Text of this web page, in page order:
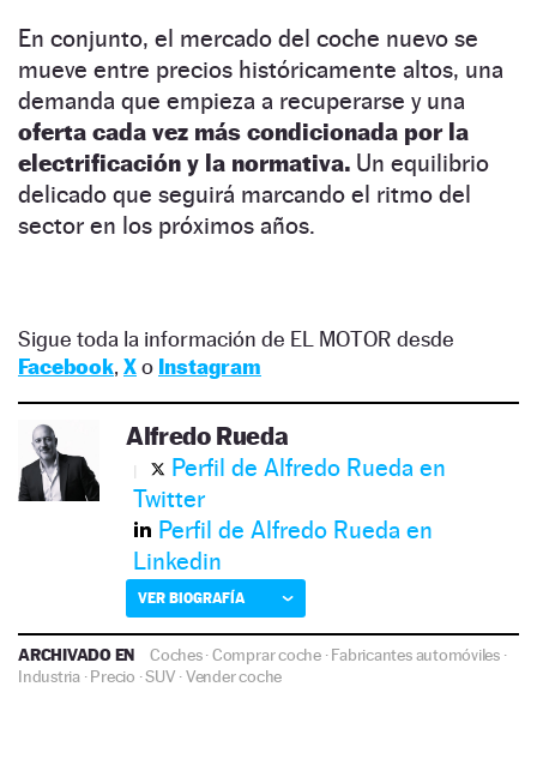
En conjunto, el mercado del coche nuevo se
mueve entre precios históricamente altos, una
demanda que empieza a recuperarse y una
oferta cada vez más condicionada por la
electrificación y la normativa. Un equilibrio
delicado que seguirá marcando el ritmo del
sector en los próximos años.
Sigue toda la información de EL MOTOR desde
Facebook, Xo Instagram
Alfredo Rueda
Perfil de Alfredo Rueda en
Twitter
Perfil de Alfredo Rueda en
Linkedin
VER BIOGRAFÍA
ARCHIVADO EN Coches·Comprar coche·Fabricantes automóviles ·
Industria·Precio ·SUV ·Vender coche